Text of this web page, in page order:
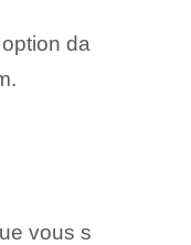
da
vous s